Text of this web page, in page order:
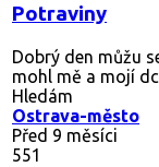
Potraviny
Dobrý den můžu
mohl mě a mojí
Hledám
Ostrava-město
Před 9 měsíci
551